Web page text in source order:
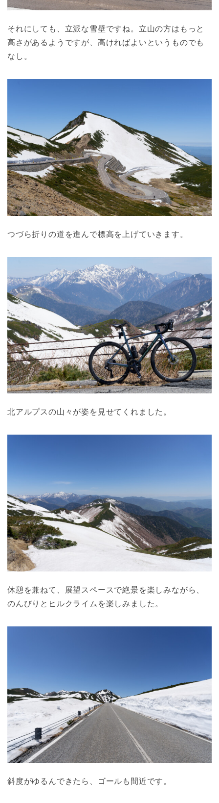
それにしても、立派な雪壁ですね。立山の方はもっと
高さがあるようですが、高ければよいというものでも
なし。
つづら折りの道を進んで標高を上げていきます。
北アルプスの山々が姿を見せてくれました。
休憩を兼ねて、展望スペースで絶景を楽しみながら、
のんびりとヒルクライムを楽しみました。
斜度がゆるんできたら、ゴールも間近です。